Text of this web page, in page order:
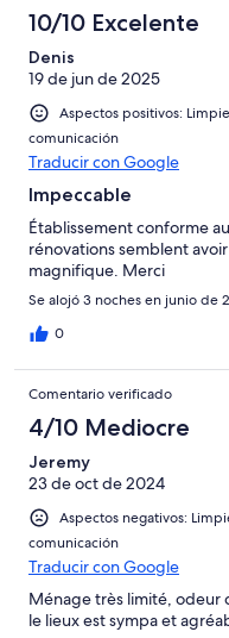
10/10 Excelente
Denis
19 de jun de 2025
Aspectos positivos:
comunicación
Traducir con Google
Impeccable
Établissement conforme
rénovations semblent
magnifique. Merci
Se alojó 3 noches en junio de
0
Comentario verificado
4/10 Mediocre
Jeremy
23 de oct de 2024
Aspectos negativos:
comunicación
Traducir con Google
Ménage très limité, odeur
le lieux est sympa et